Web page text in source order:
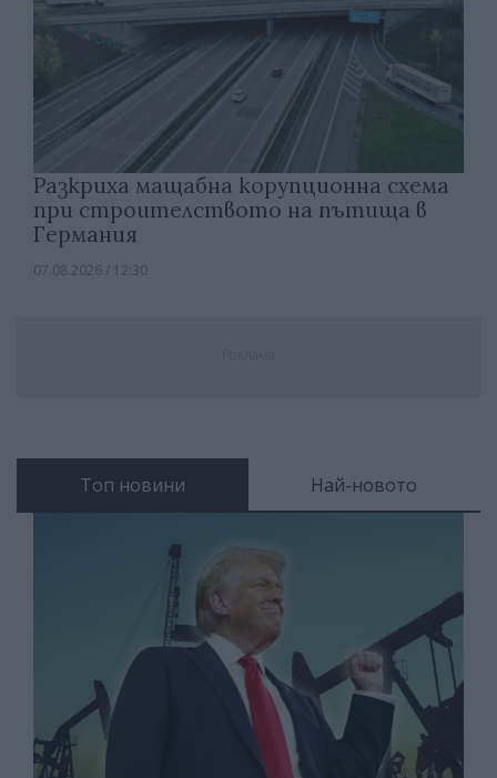
Разкриха мащабна корупционна схема
при строителството на пътища в
Германия
07.08.2026 / 12:30
Топ новини Най-новото